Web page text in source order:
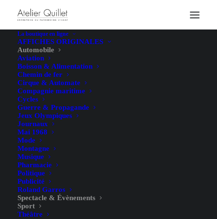
La boutique en ligne
AFFICHES ORIGINALES
Automobile
Aviation
Boisson & Alimentation
Chemin de fer
Cirque & Automate
Compagnie maritime
Cycles
Guerre & Propagande
Jeux Olympiques
Journaux
Mai 1968
Mode
Montagne
Musique
Pharmacie
Politique
Publicité
Roland Garros
Spectacle & Évènements
Sport
Théâtre